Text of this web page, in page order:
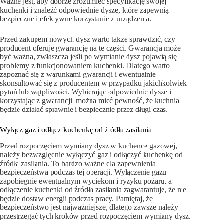
kuchenki i znaleźć odpowiednie dysze, które zapewnią
bezpieczne i efektywne korzystanie z urządzenia.
Przed zakupem nowych dysz warto także sprawdzić, czy
producent oferuje gwarancję na te części. Gwarancja może
być ważna, zwłaszcza jeśli po wymianie dysz pojawią się
problemy z funkcjonowaniem kuchenki. Dlatego warto
zapoznać się z warunkami gwarancji i ewentualnie
skonsultować się z producentem w przypadku jakichkolwiek
pytań lub wątpliwości. Wybierając odpowiednie dysze i
korzystając z gwarancji, można mieć pewność, że kuchnia
będzie działać sprawnie i bezpiecznie przez długi czas.
Wyłącz gaz i odłącz kuchenkę od źródła zasilania
Przed rozpoczęciem wymiany dysz w kuchence gazowej,
należy bezwzględnie wyłączyć gaz i odłączyć kuchenkę od
źródła zasilania. To bardzo ważne dla zapewnienia
bezpieczeństwa podczas tej operacji. Wyłączenie gazu
zapobiegnie ewentualnym wyciekom i ryzyku pożaru, a
odłączenie kuchenki od źródła zasilania zagwarantuje, że nie
będzie dostaw energii podczas pracy. Pamiętaj, że
bezpieczeństwo jest najważniejsze, dlatego zawsze należy
przestrzegać tych kroków przed rozpoczęciem wymiany dysz.